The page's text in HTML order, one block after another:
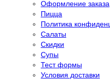
Оформление заказа
Пицца
Политика
Салаты
Скидки
Супы
Тест формы
Условия доставки